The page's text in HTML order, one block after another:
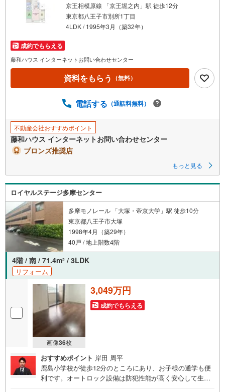
京王相模原線 「京王堀之内」駅 徒歩12分
東京都八王子市別所1丁目
4LDK / 1995年3月（築32年）
成約でもらえる
藤和ハウス インターネットお問い合わせセンター
資料をもらう （無料）
電話する （通話料無料）
不動産会社おすすめポイント
藤和ハウス インターネットお問い合わせセンター
ブロンズ推奨店
もっと見る
ロイヤルステージ多摩センター
多摩モノレール 「大塚・帝京大学」駅 徒歩10分
東京都八王子市大塚
1998年4月（築29年）
40戸 / 地上階数4階
4階 / 南 / 71.4m2 / 3LDK
リフォーム
画像36枚
3,049万円
成約でもらえる
おすすめポイント 岸田 周平
鹿島小学校が徒歩12分のところにあり、お子様の通学も便
利です。オートロック設備は防犯性能が高く安心して生活